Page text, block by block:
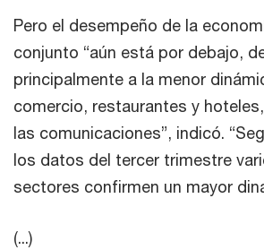
Pero el desempeño de la
conjunto “aún está por debajo,
principalmente a la menor
comercio, restaurantes y
las comunicaciones”, indicó.
los datos del tercer trimestre
sectores confirmen un mayor
(...)